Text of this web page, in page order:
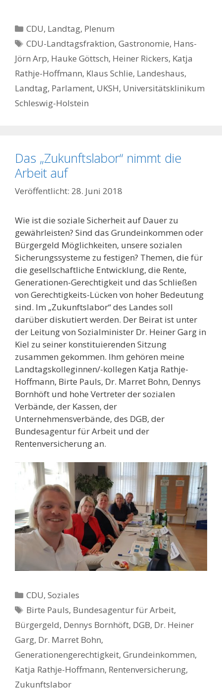
Kategorien
CDU, Landtag, Plenum
Schlagwörter
CDU-Landtagsfraktion,Gastronomie, Hans-
Jörn Arp, Hauke Göttsch, Heiner Rickers, Katja
Rathje-Hoffmann, Klaus Schlie, Landeshaus,
Landtag, Parlament, UKSH, Universitätsklinikum
Schleswig-Holstein
Das „Zukunftslabor“ nimmt die
Arbeit auf
28. Juni 2018
Wie ist die soziale Sicherheit auf Dauer zu
gewährleisten? Sind das Grundeinkommen oder
Bürgergeld Möglichkeiten, unsere sozialen
Sicherungssysteme zu festigen? Themen, die für
die gesellschaftliche Entwicklung, die Rente,
Generationen-Gerechtigkeit und das Schließen
von Gerechtigkeits-Lücken von hoher Bedeutung
sind. Im „Zukunftslabor“ des Landes soll
darüber diskutiert werden. Der Beirat ist unter
der Leitung von Sozialminister Dr. Heiner Garg in
Kiel zu seiner konstituierenden Sitzung
zusammen gekommen. Ihm gehören meine
Landtagskolleginnen/-kollegen Katja Rathje-
Hoffmann, Birte Pauls, Dr. Marret Bohn, Dennys
Bornhöft und hohe Vertreter der sozialen
Verbände, der Kassen, der
Unternehmensverbände, des DGB, der
Bundesagentur für Arbeit und der
Rentenversicherung an.
Kategorien
CDU,Soziales
Schlagwörter
Birte Pauls, Bundesagentur für Arbeit,
Bürgergeld, Dennys Bornhöft, DGB, Dr. Heiner
Garg, Dr. Marret Bohn,
Generationengerechtigkeit, Grundeinkommen,
Katja Rathje-Hoffmann, Rentenversicherung,
Zukunftslabor